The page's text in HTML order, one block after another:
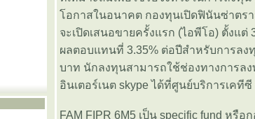
อกาสในอนาคต กองทุนเปิดฟินันซ่าตรา
จะเปิดเสนอขายครั้งแรก (ไอพีโอ) ตั้งแ
ผลตอบแทนที่ 3.35% ต่อปีสำหรับการลง
บาท นักลงทุนสามารถใช้ช่องทางการล
อินเตอร์เนต skype ได้ที่ศูนย์บริการเคที
FAM FIPR 6M5 เป็น specific fund ห